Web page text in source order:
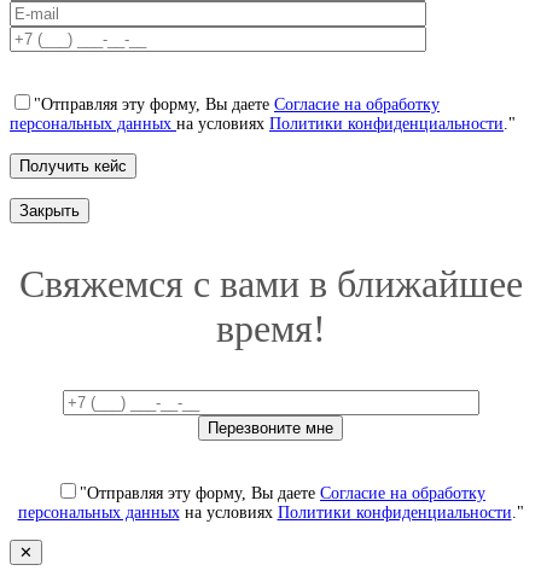
"Отправляя эту форму, Вы даете Согласие на обработку
персональных данных на условиях Политики конфиденциальности ."
Закрыть
Свяжемся с вами в ближайшее
время!
"Отправляя эту форму, Вы даете Согласие на обработку
персональных данныхна условиях Политики конфиденциальности ."
✕